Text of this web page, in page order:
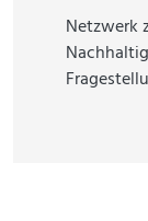
Netzwerk